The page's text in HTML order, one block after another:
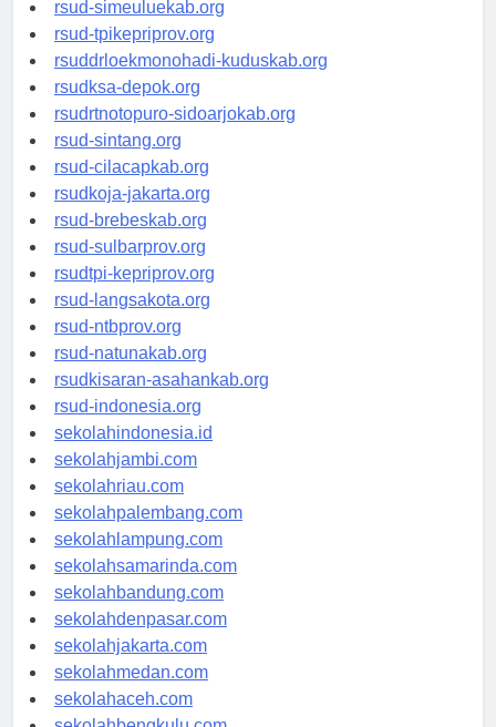
rsud-simeuluekab.org
rsud-tpikepriprov.org
rsuddrloekmonohadi-kuduskab.org
rsudksa-depok.org
rsudrtnotopuro-sidoarjokab.org
rsud-sintang.org
rsud-cilacapkab.org
rsudkoja-jakarta.org
rsud-brebeskab.org
rsud-sulbarprov.org
rsudtpi-kepriprov.org
rsud-langsakota.org
rsud-ntbprov.org
rsud-natunakab.org
rsudkisaran-asahankab.org
rsud-indonesia.org
sekolahindonesia.id
sekolahjambi.com
sekolahriau.com
sekolahpalembang.com
sekolahlampung.com
sekolahsamarinda.com
sekolahbandung.com
sekolahdenpasar.com
sekolahjakarta.com
sekolahmedan.com
sekolahaceh.com